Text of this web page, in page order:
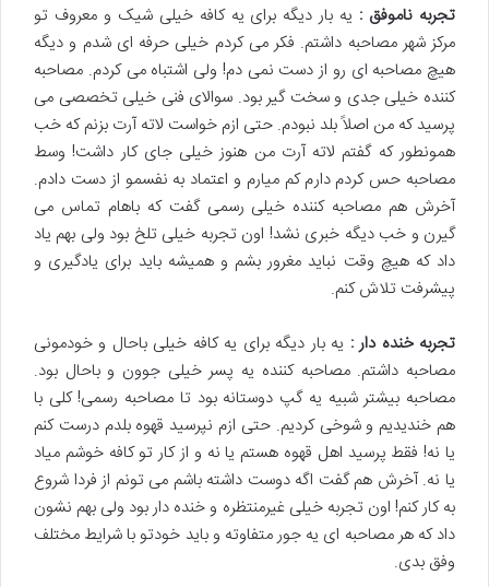
تجربه ناموفق : یه بار دیگه برای یه کافه خیلی شیک و معروف تو
مرکز شهر مصاحبه داشتم. فکر می کردم خیلی حرفه ای شدم و دیگه
هیچ مصاحبه ای رو از دست نمی دم! ولی اشتباه می کردم. مصاحبه
کننده خیلی جدی و سخت گیر بود. سوالای فنی خیلی تخصصی می
پرسید که من اصلاً بلد نبودم. حتی ازم خواست لاته آرت بزنم که خب
همونطور که گفتم لاته آرت من هنوز خیلی جای کار داشت! وسط
مصاحبه حس کردم دارم کم میارم و اعتماد به نفسمو از دست دادم.
آخرش هم مصاحبه کننده خیلی رسمی گفت که باهام تماس می
گیرن و خب دیگه خبری نشد! اون تجربه خیلی تلخ بود ولی بهم یاد
داد که هیچ وقت نباید مغرور بشم و همیشه باید برای یادگیری و
پیشرفت تلاش کنم.
تجربه خنده دار : یه بار دیگه برای یه کافه خیلی باحال و خودمونی
مصاحبه داشتم. مصاحبه کننده یه پسر خیلی جوون و باحال بود.
مصاحبه بیشتر شبیه یه گپ دوستانه بود تا مصاحبه رسمی! کلی با
هم خندیدیم و شوخی کردیم. حتی ازم نپرسید قهوه بلدم درست کنم
یا نه! فقط پرسید اهل قهوه هستم یا نه و از کار تو کافه خوشم میاد
یا نه. آخرش هم گفت اگه دوست داشته باشم می تونم از فردا شروع
به کار کنم! اون تجربه خیلی غیرمنتظره و خنده دار بود ولی بهم نشون
داد که هر مصاحبه ای یه جور متفاوته و باید خودتو با شرایط مختلف
وفق بدی.